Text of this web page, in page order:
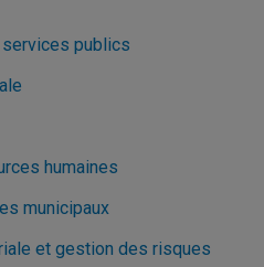
publics
humaines
municipaux
et gestion des risques